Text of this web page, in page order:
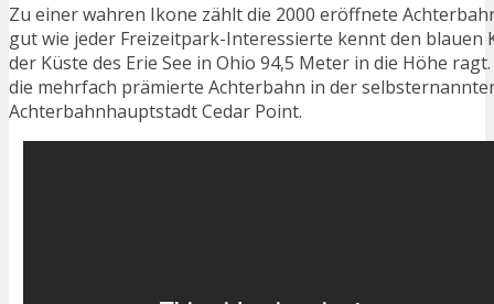
Zu einer wahren Ikone zählt die 2000 eröffnete
gut wie jeder Freizeitpark-Interessierte kennt den blauen
der Küste des Erie See in Ohio 94,5 Meter in die Höhe
die mehrfach prämierte Achterbahn in der
Achterbahnhauptstadt Cedar Point.